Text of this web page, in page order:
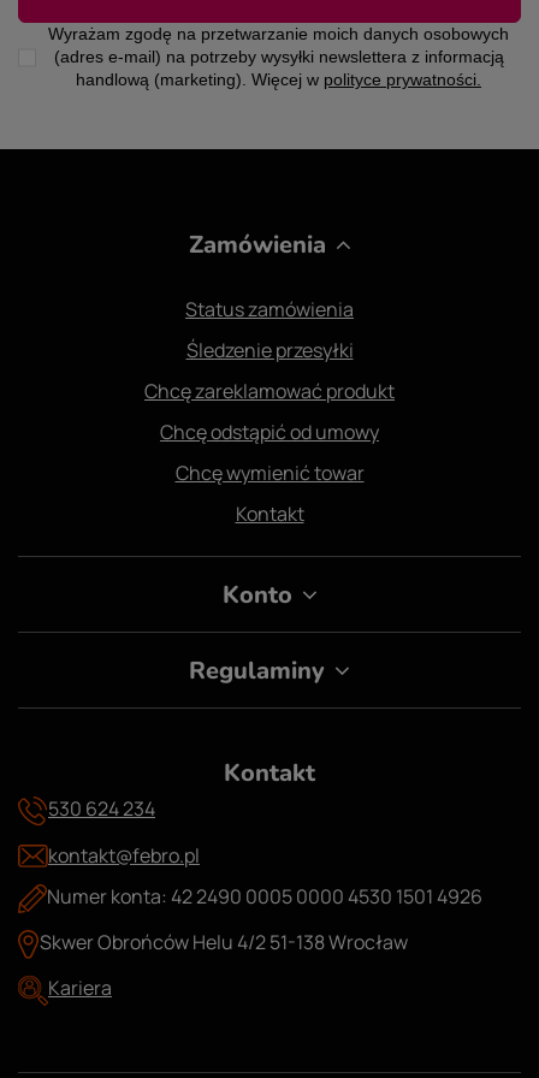
Wyrażam zgodę na przetwarzanie moich danych osobowych
(adres e-mail) na potrzeby wysyłki newslettera z informacją
handlową (marketing). Więcej w polityce prywatności.
Zamówienia
Status zamówienia
Śledzenie przesyłki
Chcę zareklamować produkt
Chcę odstąpić od umowy
Chcę wymienić towar
Kontakt
Konto
Regulaminy
Kontakt
530 624 234
kontakt@febro.pl
Numer konta: 42 2490 0005 0000 4530 1501 4926
Skwer Obrońców Helu 4/2 51-138 Wrocław
Kariera